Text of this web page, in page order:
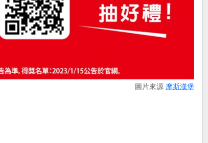
圖片來源 摩斯漢堡